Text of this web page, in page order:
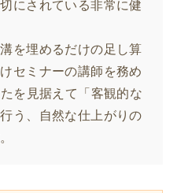
にされている非常に健
を埋めるだけの足し算
セミナーの講師を務め
を見据えて「客観的な
う、自然な仕上がりの